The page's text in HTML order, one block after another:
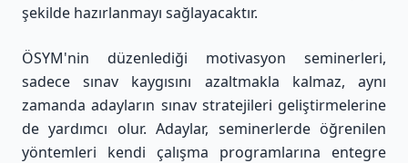
şekilde hazırlanmayı sağlayacaktır.
ÖSYM'nin düzenlediği motivasyon seminerleri,
sadece sınav kaygısını azaltmakla kalmaz, aynı
zamanda adayların sınav stratejileri geliştirmelerine
de yardımcı olur. Adaylar, seminerlerde öğrenilen
yöntemleri kendi çalışma programlarına entegre